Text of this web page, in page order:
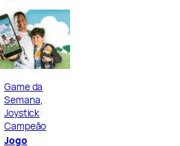
Game da
Semana
Joystick
Campeão
Jogo